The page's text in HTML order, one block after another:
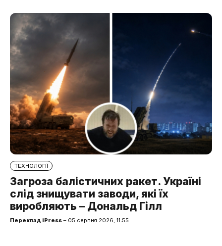
ТЕХНОЛОГІЇ
Загроза балістичних ракет. Україні
слід знищувати заводи, які їх
виробляють – Дональд Гілл
Переклад iPress – 05 серпня 2026, 11:55